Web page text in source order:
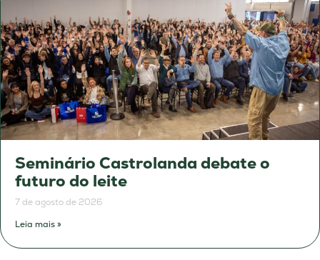
Seminário Castrolanda debate o
futuro do leite
7 de agosto de 2026
Leia mais »